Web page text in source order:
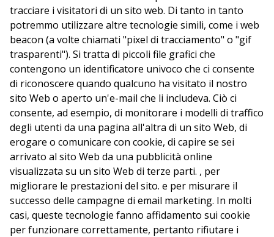
tracciare i visitatori di un sito web. Di tanto in tanto
potremmo utilizzare altre tecnologie simili, come i web
beacon (a volte chiamati "pixel di tracciamento" o "gif
trasparenti"). Si tratta di piccoli file grafici che
contengono un identificatore univoco che ci consente
di riconoscere quando qualcuno ha visitato il nostro
sito Web o aperto un'e-mail che li includeva. Ciò ci
consente, ad esempio, di monitorare i modelli di traffico
degli utenti da una pagina all'altra di un sito Web, di
erogare o comunicare con cookie, di capire se sei
arrivato al sito Web da una pubblicità online
visualizzata su un sito Web di terze parti. , per
migliorare le prestazioni del sito. e per misurare il
successo delle campagne di email marketing. In molti
casi, queste tecnologie fanno affidamento sui cookie
per funzionare correttamente, pertanto rifiutare i